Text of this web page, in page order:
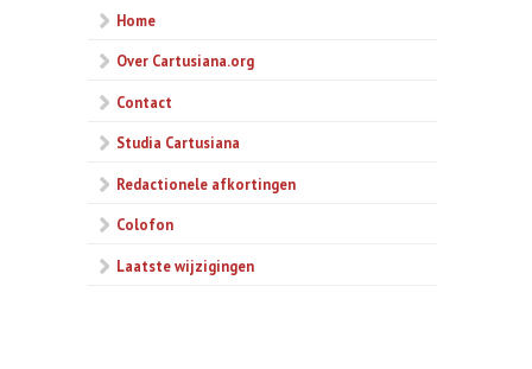
Home
Over Cartusiana.org
Contact
Studia Cartusiana
Redactionele afkortingen
Colofon
Laatste wijzigingen